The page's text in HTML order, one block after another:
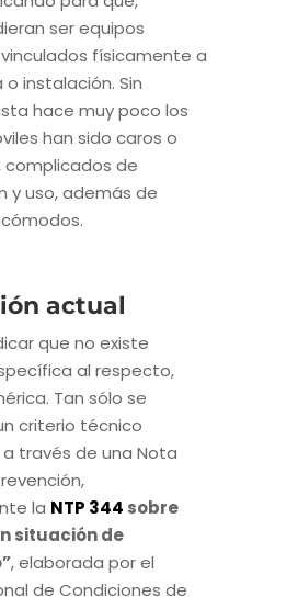
ser equipos
físicamente a
instalación. Sin
hace muy poco los
han sido caros o
complicados de
y uso, además de
actual
que no existe
al respecto,
Tan sólo se
criterio técnico
través de una Nota
la NTP 344 sobre
situación de
, elaborada por el
de Condiciones de